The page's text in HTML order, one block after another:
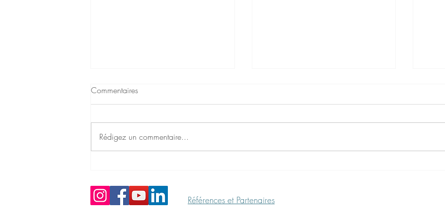
Avant et après fêtes...
Commentaires
Rédigez un commentaire...
Références et Partenaires